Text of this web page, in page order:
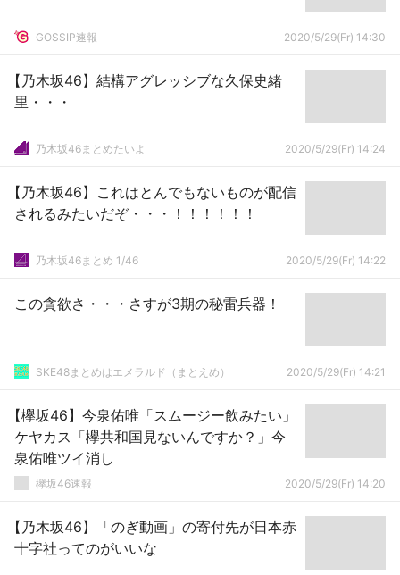
GOSSIP速報 2020/5/29(Fr) 14:30
【乃木坂46】結構アグレッシブな久保史緒
里・・・
乃木坂46まとめたいよ 2020/5/29(Fr) 14:24
【乃木坂46】これはとんでもないものが配信
されるみたいだぞ・・・！！！！！！
乃木坂46まとめ 1/46 2020/5/29(Fr) 14:22
この貪欲さ・・・さすが3期の秘雷兵器！
SKE48まとめはエメラルド（まとえめ） 2020/5/29(Fr) 14:21
【欅坂46】今泉佑唯「スムージー飲みたい」
ケヤカス「欅共和国見ないんですか？」今
泉佑唯ツイ消し
欅坂46速報 2020/5/29(Fr) 14:20
【乃木坂46】「のぎ動画」の寄付先が日本赤
十字社ってのがいいな